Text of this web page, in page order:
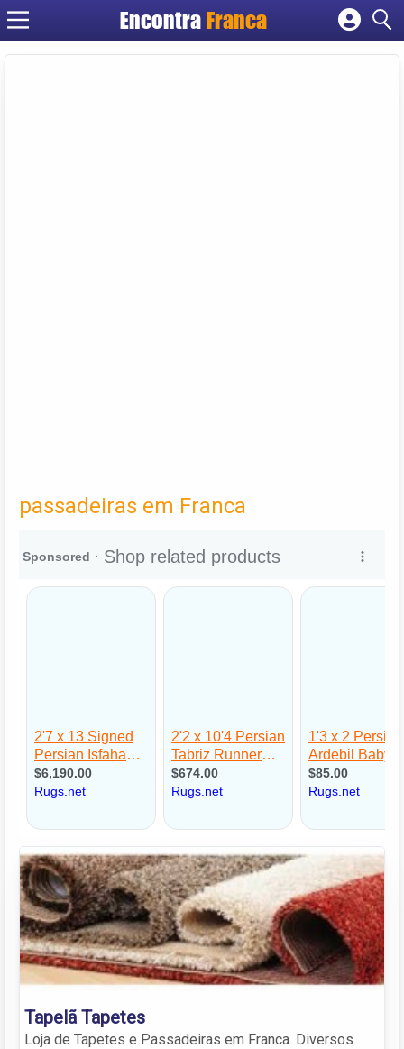
Encontra Franca
Cadastrar empresa
passadeiras em Franca
Tapelã Tapetes
Loja de Tapetes e Passadeiras em Franca. Diversos